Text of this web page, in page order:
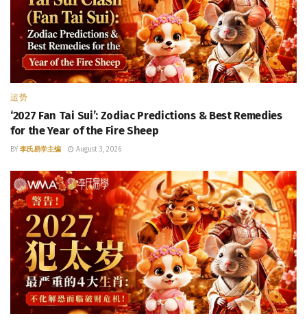
运势
‘2027 Fan Tai Sui’: Zodiac Predictions & Best Remedies
for the Year of the Fire Sheep
BY 李氏易学主编 August 3, 2026